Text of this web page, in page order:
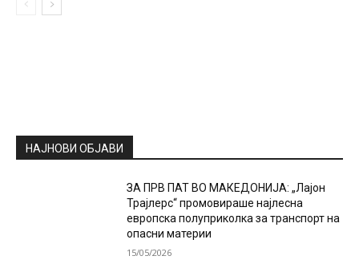
НАЈНОВИ ОБЈАВИ
ЗА ПРВ ПАТ ВО МАКЕДОНИЈА: „Лајон
Трајлерс“ промовираше најлесна
европска полуприколка за транспорт на
опасни материи
15/05/2026